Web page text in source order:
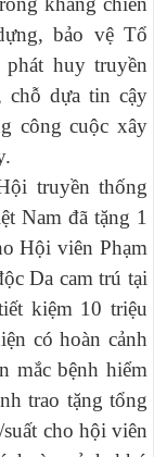
bảo vệ Tổ
huy truyền
chỗ dựa tin cậy
công cuộc xây
truyền thống
Nam đã tặng 1
Hội viên Phạm
Da cam trú tại
kiệm 10 triệu
có hoàn cảnh
mắc bệnh hiểm
trao tặng tổng
cho hội viên